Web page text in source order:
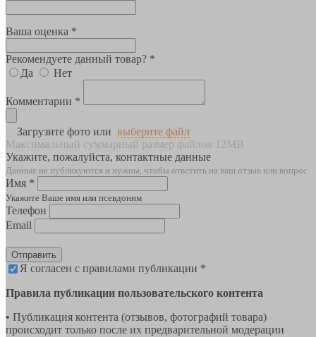
Ваша оценка *
Рекомендуете данный товар? *
Да
Нет
Комментарии *
Загрузите фото или выберите файл
Максимальный суммарный размер файлов 12MB
Укажите, пожалуйста, контактные данные
Данные не публикуются и нужны, чтобы ответить на ваш отзыв или вопрос
Имя *
Укажите Ваше имя или псевдоним
Телефон
Email
Отправить
Я согласен с правилами публикации *
Правила публикации пользовательского контента
• Публикация контента (отзывов, фотографий товара)
происходит только после их предварительной модерации